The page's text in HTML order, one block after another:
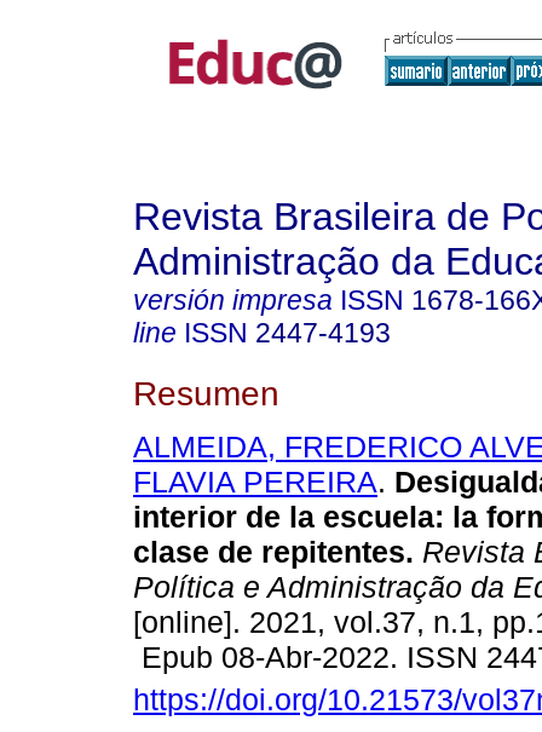
Revista Brasileira de
Administração da
versión impresa ISSN 1678-
line ISSN 2447-4193
Resumen
ALMEIDA, FREDERICO
FLAVIA PEREIRA.
interior de la escuela: la
clase de repitentes. Revista
Política e Administração da
[online]. 2021, vol.37, n.1,
Epub 08-Abr-2022. ISSN
https://doi.org/10.21573/